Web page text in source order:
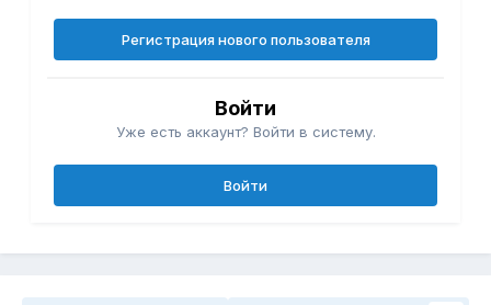
Регистрация нового пользователя
Войти
Уже есть аккаунт? Войти в систему.
Войти